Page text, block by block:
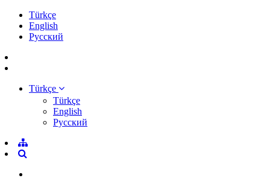
Türkçe
English
Pусский
Türkçe
Türkçe
English
Pусский